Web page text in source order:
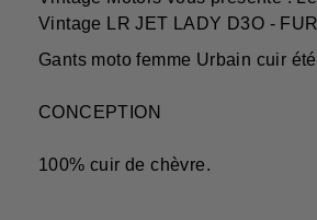
Vintage LR JET LADY D3O -
Gants moto femme Urbain cuir
CONCEPTION
100% cuir de chèvre.